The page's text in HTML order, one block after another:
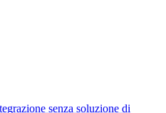
senza soluzione di